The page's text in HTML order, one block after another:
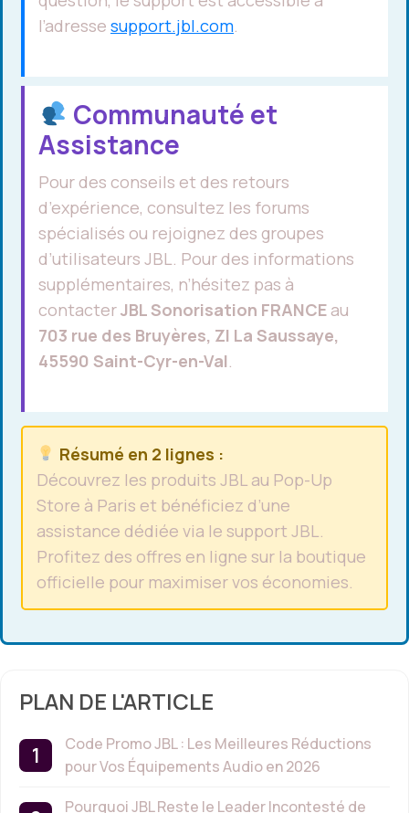
l’adresse support.jbl.com
Communauté et
Assistance
Pour des conseils et des retours
d’expérience, consultez les forums
spécialisés ou rejoignez des groupes
d’utilisateurs JBL. Pour des informations
supplémentaires, n’hésitez pas à
contacterJBL Sonorisation FRANCE au
703 rue des Bruyères, ZI La Saussaye,
45590 Saint-Cyr-en-Val
Résumé en 2 lignes :
Découvrez les produits JBL au Pop-Up
Store à Paris et bénéficiez d’une
assistance dédiée via le support JBL.
Profitez des offres en ligne sur la boutique
officielle pour maximiser vos économies.
PLAN DE L'ARTICLE
Code Promo JBL : Les Meilleures Réductions
pour Vos Équipements Audio en 2026
Pourquoi JBL Reste le Leader Incontesté de